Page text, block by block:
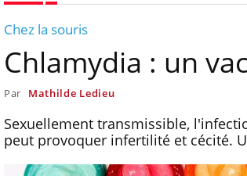
Chez la souris
Chlamydia : un
Par Mathilde Ledieu
Sexuellement transmissible,
peut provoquer infertilité et cécité.